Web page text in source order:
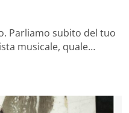
Parliamo subito del tuo
musicale, quale…